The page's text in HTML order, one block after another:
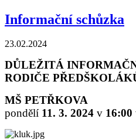
Informační schůzka
23.02.2024
DŮLEŽITÁ
RODIČE
MŠ PETŘKOVA
pondělí 11. 3. 2024 v 16:00